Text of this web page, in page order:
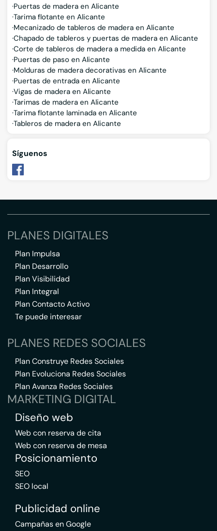
Puertas de madera en Alicante
Tarima flotante en Alicante
Mecanizado de tableros de madera en Alicante
Chapado de tableros y puertas de madera en Alicante
Corte de tableros de madera a medida en Alicante
Puertas de paso en Alicante
Molduras de madera decorativas en Alicante
Puertas de entrada en Alicante
Vigas de madera en Alicante
Tarimas de madera en Alicante
Tarima flotante laminada en Alicante
Tableros de madera en Alicante
Síguenos
PLANES DIGITALES
Plan Impulsa
Plan Desarrollo
Plan Visibilidad
Plan Integral
Plan Contacto Activo
Te puede interesar
PLANES REDES SOCIALES
Plan Construye Redes Sociales
Plan Evoluciona Redes Sociales
Plan Avanza Redes Sociales
MARKETING DIGITAL
Diseño web
Web con reserva de cita
Web con reserva de mesa
Posicionamiento
SEO
SEO local
Publicidad online
Campañas en Google